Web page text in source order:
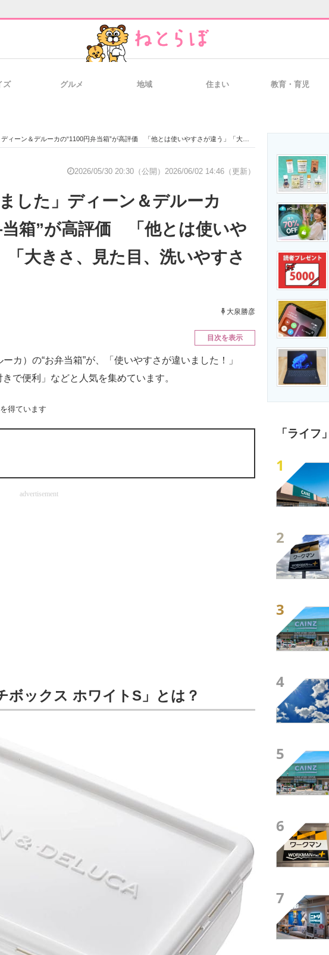
経営リーダーのコミュニティ
IT製品の総合サイト 製造業のIT導入・活用を支援
エネルギーの専門メディア
ズ グルメ 地域 住まい 教育・育児
ン＆デルーカの“1100円弁当箱”が高評価 「他とは使いやすさが違う」「大きさ、見た目、洗いやすさ◎」
2026/05/30 20:30（公開） 2026/06/02 14:46（更新）
ました」ディーン＆デルーカ
当箱”が高評価 「他とは使いや
「大きさ、見た目、洗いやすさ
大泉勝彦
目次を表示
）の“お弁当箱”が、「使いやすさが違いました！」
で便利」などと人気を集めています。
得ています
advertisement
ボックス ホワイトS」とは？
「ライフ
1
2
3
4
5
6
7